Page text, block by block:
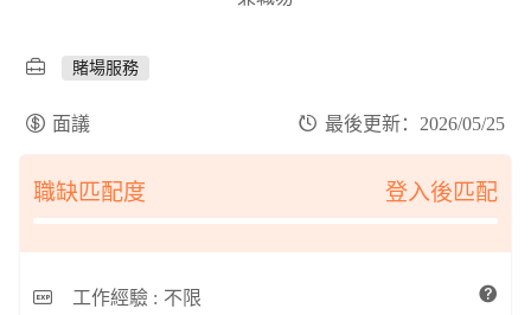
賭場服務
面議 最後更新：2026/05/25
職缺匹配度 登入後匹配
工作經驗 : 不限